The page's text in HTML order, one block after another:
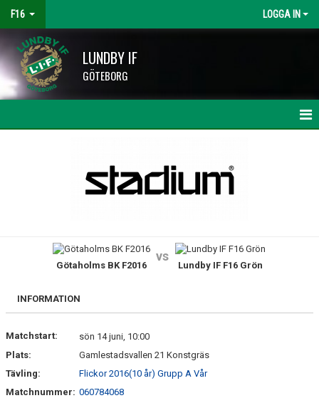
F16 LOGGA IN
LUNDBY IF
GÖTEBORG
BILDGALLERI
KONTAKT
Götaholms BK F2016
vs
Lundby IF F16 Grön
INFORMATION
Matchstart:
sön 14 juni, 10:00
Plats:
Gamlestadsvallen 21 Konstgräs
Tävling:
Flickor 2016(10 år) Grupp A Vår
Matchnummer: 060784068